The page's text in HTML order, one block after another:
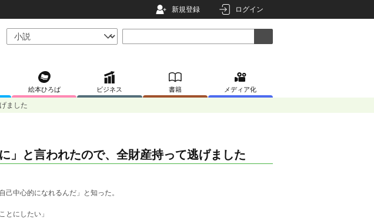
新規登録 ログイン
絵本ひろば ビジネス 書籍 メディア化
ました
」と言われたので、全財産持って逃げました
中心的になれるんだ」と知った。
とにしたい」